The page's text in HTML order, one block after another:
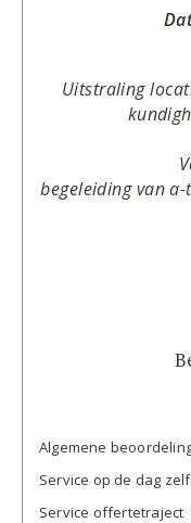
Uitstraling
begeleiding van
Algemene
Service op de dag zelf
Service offertetraject